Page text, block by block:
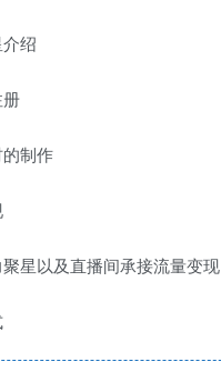
绍
制作
星以及直播间承接流量变现